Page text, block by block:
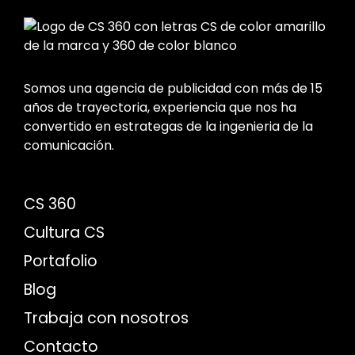
Somos una agencia de publicidad con más de 15
años de trayectoria, experiencia que nos ha
convertido en estrategas de la ingenieria de la
comunicación.
CS 360
Cultura CS
Portafolio
Blog
Trabaja con nosotros
Contacto